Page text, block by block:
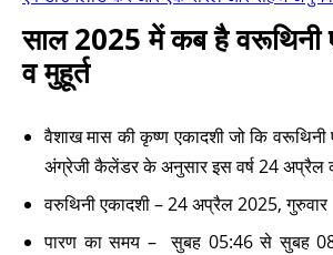
साल 2025 में कब है वरूथिनी
व मुहूर्त
वैशाख मास की कृष्ण एकादशी जो कि वरूथिनी
अंग्रेजी कैलेंडर के अनुसार इस वर्ष 24 अप्रैल
वरुथिनी एकादशी – 24 अप्रैल 2025, गुरुवार
पारण का समय – सुबह 05:46 से सुबह